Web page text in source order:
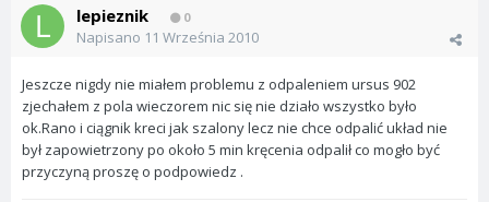
lepieznik 0
Napisano 11 Września 2010
Jeszcze nigdy nie miałem problemu z odpaleniem ursus 902
zjechałem z pola wieczorem nic się nie działo wszystko było
ok.Rano i ciągnik kreci jak szalony lecz nie chce odpalić układ nie
był zapowietrzony po około 5 min kręcenia odpalił co mogło być
przyczyną proszę o podpowiedz .